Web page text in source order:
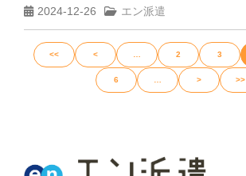
2024-12-26 エン派遣
<< < 2 3
6 > >>